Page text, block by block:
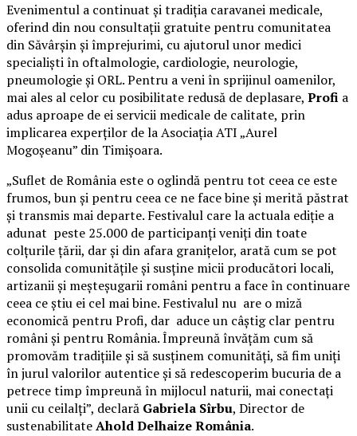
Evenimentul a continuat și tradiția caravanei medicale,
oferind din nou consultații gratuite pentru comunitatea
din Săvârșin și împrejurimi, cu ajutorul unor medici
specialiști în oftalmologie, cardiologie, neurologie,
pneumologie și ORL. Pentru a veni în sprijinul oamenilor,
mai ales al celor cu posibilitate redusă de deplasare, Profi a
adus aproape de ei servicii medicale de calitate, prin
implicarea experților de la Asociația ATI „Aurel
Mogoșeanu” din Timișoara.
„Suflet de România este o oglindă pentru tot ceea ce este
frumos, bun și pentru ceea ce ne face bine și merită păstrat
și transmis mai departe. Festivalul care la actuala ediție a
adunat peste 25.000 de participanți veniți din toate
colțurile țării, dar și din afara granițelor, arată cum se pot
consolida comunitățile și susține micii producători locali,
artizanii și meșteșugarii români pentru a face în continuare
ceea ce știu ei cel mai bine. Festivalul nu are o miză
economică pentru Profi, dar aduce un câștig clar pentru
români și pentru România. Împreună învățăm cum să
promovăm tradițiile și să susținem comunități, să fim uniți
în jurul valorilor autentice și să redescoperim bucuria de a
petrece timp împreună în mijlocul naturii, mai conectați
unii cu ceilalți”, declară Gabriela Sîrbu, Director de
sustenabilitateAhold Delhaize România.